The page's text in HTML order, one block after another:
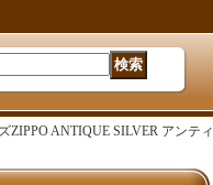
ZIPPO ANTIQUE SILVER アンティ